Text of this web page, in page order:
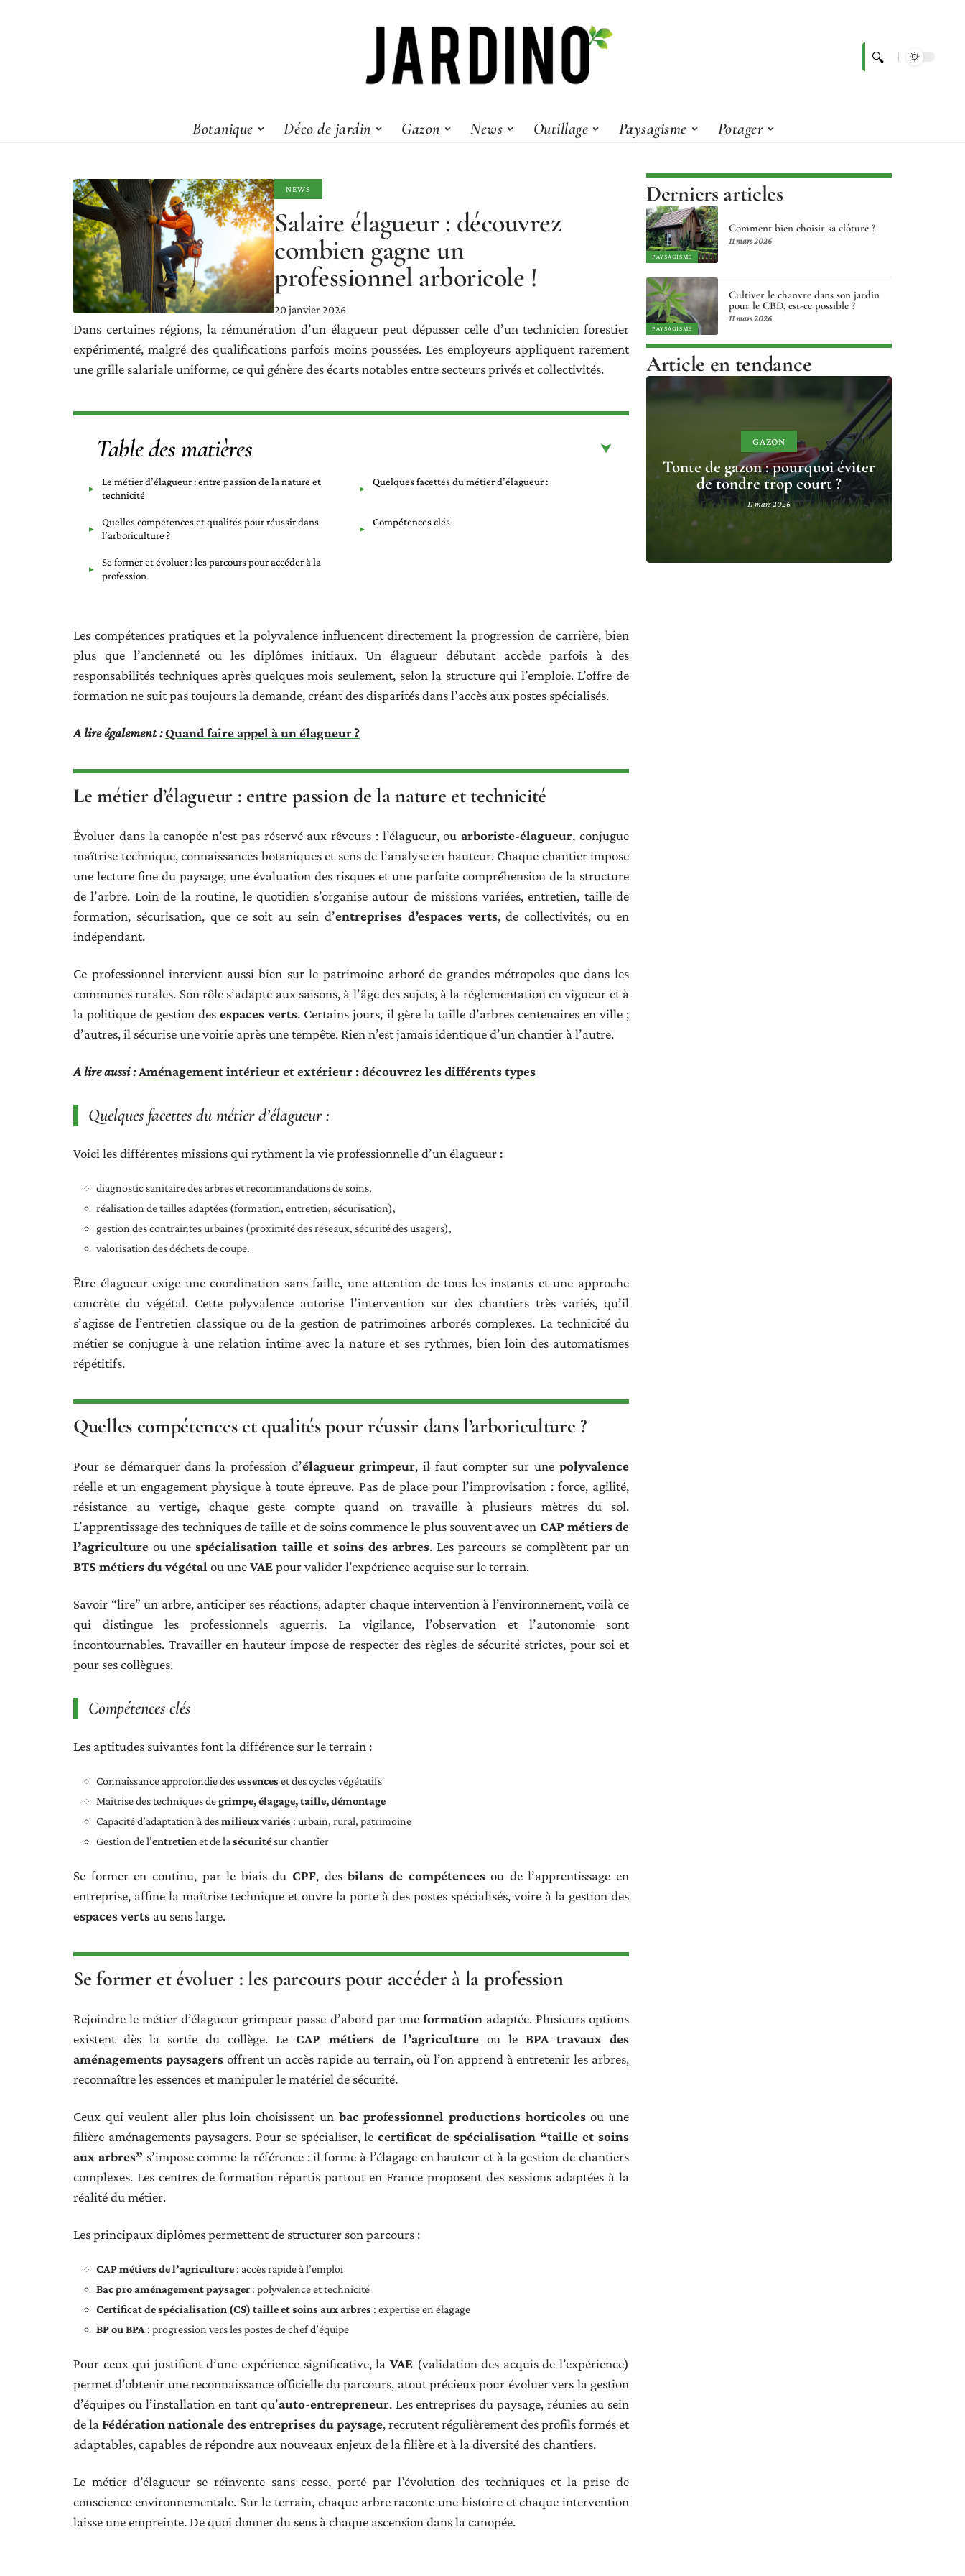
Botanique Déco de jardin Gazon News Outillage Paysagisme Potager
NEWS
Salaire élagueur : découvrez
combien gagne un
professionnel arboricole !
20 janvier 2026
Dans certaines régions, la rémunération d’un élagueur peut dépasser celle d’un technicien forestier
expérimenté, malgré des qualifications parfois moins poussées. Les employeurs appliquent rarement
une grille salariale uniforme, ce qui génère des écarts notables entre secteurs privés et collectivités.
Table des matières
Le métier d’élagueur : entre passion de la nature et
technicité
Quelques facettes du métier d’élagueur :
Quelles compétences et qualités pour réussir dans
l’arboriculture ?
Compétences clés
Se former et évoluer : les parcours pour accéder à la
profession
Les compétences pratiques et la polyvalence influencent directement la progression de carrière, bien
plus que l’ancienneté ou les diplômes initiaux. Un élagueur débutant accède parfois à des
responsabilités techniques après quelques mois seulement, selon la structure qui l’emploie. L’offre de
formation ne suit pas toujours la demande, créant des disparités dans l’accès aux postes spécialisés.
A lire également :Quand faire appel à un élagueur ?
Le métier d’élagueur : entre passion de la nature et technicité
Évoluer dans la canopée n’est pas réservé aux rêveurs : l’élagueur, ouarboriste-élagueur, conjugue
maîtrise technique, connaissances botaniques et sens de l’analyse en hauteur. Chaque chantier impose
une lecture fine du paysage, une évaluation des risques et une parfaite compréhension de la structure
de l’arbre. Loin de la routine, le quotidien s’organise autour de missions variées, entretien, taille de
formation, sécurisation, que ce soit au sein d’entreprises d’espaces verts, de collectivités, ou en
indépendant.
Ce professionnel intervient aussi bien sur le patrimoine arboré de grandes métropoles que dans les
communes rurales. Son rôle s’adapte aux saisons, à l’âge des sujets, à la réglementation en vigueur et à
la politique de gestion desespaces verts. Certains jours, il gère la taille d’arbres centenaires en ville ;
d’autres, il sécurise une voirie après une tempête. Rien n’est jamais identique d’un chantier à l’autre.
A lire aussi :Aménagement intérieur et extérieur : découvrez les différents types
Quelques facettes du métier d’élagueur :
Voici les différentes missions qui rythment la vie professionnelle d’un élagueur :
diagnostic sanitaire des arbres et recommandations de soins,
réalisation de tailles adaptées (formation, entretien, sécurisation),
gestion des contraintes urbaines (proximité des réseaux, sécurité des usagers),
valorisation des déchets de coupe.
Être élagueur exige une coordination sans faille, une attention de tous les instants et une approche
concrète du végétal. Cette polyvalence autorise l’intervention sur des chantiers très variés, qu’il
s’agisse de l’entretien classique ou de la gestion de patrimoines arborés complexes. La technicité du
métier se conjugue à une relation intime avec la nature et ses rythmes, bien loin des automatismes
répétitifs.
Quelles compétences et qualités pour réussir dans l’arboriculture ?
Pour se démarquer dans la profession d’élagueur grimpeur, il faut compter sur unepolyvalence
réelle et un engagement physique à toute épreuve. Pas de place pour l’improvisation : force, agilité,
résistance au vertige, chaque geste compte quand on travaille à plusieurs mètres du sol.
L’apprentissage des techniques de taille et de soins commence le plus souvent avec un CAP métiers de
l’agriculture ou unespécialisation taille et soins des arbres. Les parcours se complètent par un
BTS métiers du végétal ou uneVAEpour valider l’expérience acquise sur le terrain.
Savoir “lire” un arbre, anticiper ses réactions, adapter chaque intervention à l’environnement, voilà ce
qui distingue les professionnels aguerris. La vigilance, l’observation et l’autonomie sont
incontournables. Travailler en hauteur impose de respecter des règles de sécurité strictes, pour soi et
pour ses collègues.
Compétences clés
Les aptitudes suivantes font la différence sur le terrain :
Connaissance approfondie desessences et des cycles végétatifs
Maîtrise des techniques degrimpe, élagage, taille, démontage
Capacité d’adaptation à desmilieux variés : urbain, rural, patrimoine
Gestion de l’entretien et de la sécuritésur chantier
Se former en continu, par le biais du CPF, desbilans de compétencesou de l’apprentissage en
entreprise, affine la maîtrise technique et ouvre la porte à des postes spécialisés, voire à la gestion des
espaces verts au sens large.
Se former et évoluer : les parcours pour accéder à la profession
Rejoindre le métier d’élagueur grimpeur passe d’abord par une formation adaptée. Plusieurs options
existent dès la sortie du collège. LeCAP métiers de l’agricultureou le BPA travaux des
aménagements paysagersoffrent un accès rapide au terrain, où l’on apprend à entretenir les arbres,
reconnaître les essences et manipuler le matériel de sécurité.
Ceux qui veulent aller plus loin choisissent un bac professionnel productions horticolesou une
filière aménagements paysagers. Pour se spécialiser, lecertificat de spécialisation “taille et soins
aux arbres” s’impose comme la référence : il forme à l’élagage en hauteur et à la gestion de chantiers
complexes. Les centres de formation répartis partout en France proposent des sessions adaptées à la
réalité du métier.
Les principaux diplômes permettent de structurer son parcours :
CAP métiers de l’agriculture : accès rapide à l’emploi
Bac pro aménagement paysager : polyvalence et technicité
Certificat de spécialisation (CS) taille et soins aux arbres : expertise en élagage
BP ou BPA : progression vers les postes de chef d’équipe
Pour ceux qui justifient d’une expérience significative, la VAE(validation des acquis de l’expérience)
permet d’obtenir une reconnaissance officielle du parcours, atout précieux pour évoluer vers la gestion
d’équipes ou l’installation en tant qu’auto-entrepreneur. Les entreprises du paysage, réunies au sein
de la Fédération nationale des entreprises du paysage, recrutent régulièrement des profils formés et
adaptables, capables de répondre aux nouveaux enjeux de la filière et à la diversité des chantiers.
Le métier d’élagueur se réinvente sans cesse, porté par l’évolution des techniques et la prise de
conscience environnementale. Sur le terrain, chaque arbre raconte une histoire et chaque intervention
laisse une empreinte. De quoi donner du sens à chaque ascension dans la canopée.
Derniers articles
PAYSAGISME
Comment bien choisir sa clôture ?
11 mars 2026
PAYSAGISME
Cultiver le chanvre dans son jardin
pour le CBD, est-ce possible ?
11 mars 2026
Article en tendance
GAZON
Tonte de gazon : pourquoi éviter
de tondre trop court ?
11 mars 2026